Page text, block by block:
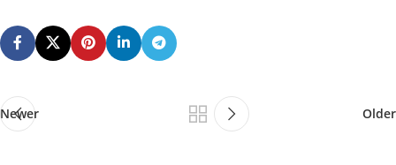
Newer Older